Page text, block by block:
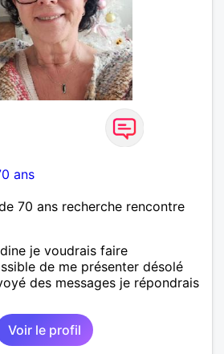
ans
70 ans recherche rencontre
je voudrais faire
de me présenter désolé
des messages je répondrais
Voir le profil